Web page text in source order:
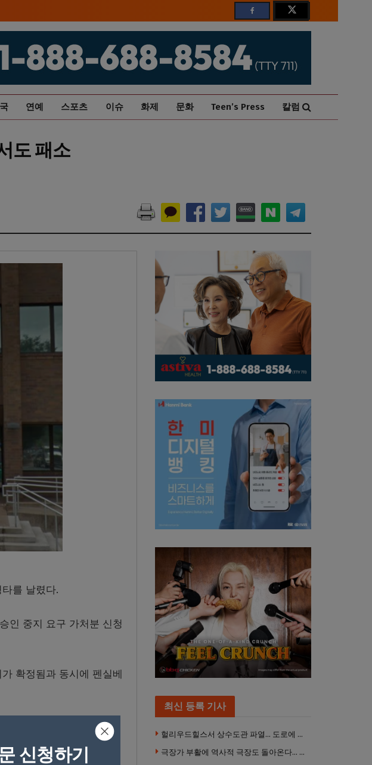
연예 스포츠 이슈 화제 문화 Teen’s Press 칼럼
도 패소
를 날렸다.
인 중지 요구 가처분 신청
확정됨과 동시에 펜실베
최종 인증할 예정이라고
최신 등록 기사
헐리우드힐스서 상수도관 파열… 도로에 물 쏟아져 주민 약 100명 피해
극장가 부활에 역사적 극장도 돌아온다… 웨스트우드 ‘브루인 극장’ 10월 재개장 추진
신청하기